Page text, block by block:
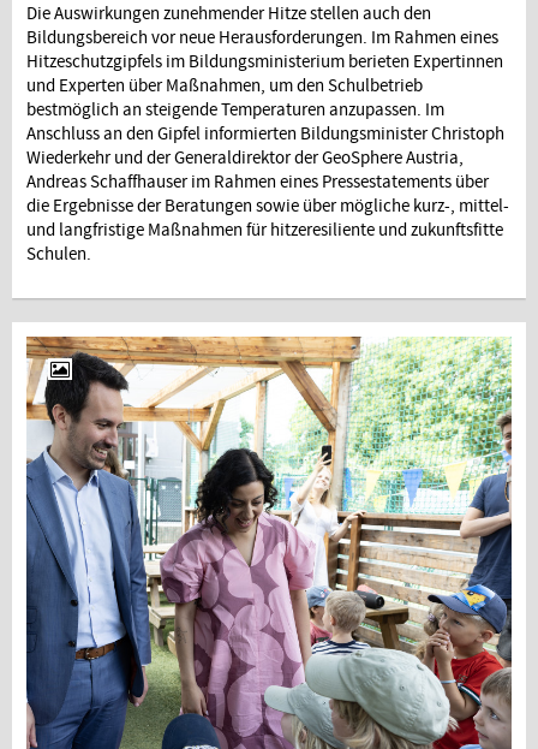
Die Auswirkungen zunehmender Hitze stellen auch den
Bildungsbereich vor neue Herausforderungen. Im Rahmen eines
Hitzeschutzgipfels im Bildungsministerium berieten Expertinnen
und Experten über Maßnahmen, um den Schulbetrieb
bestmöglich an steigende Temperaturen anzupassen. Im
Anschluss an den Gipfel informierten Bildungsminister Christoph
Wiederkehr und der Generaldirektor der GeoSphere Austria,
Andreas Schaffhauser im Rahmen eines Pressestatements über
die Ergebnisse der Beratungen sowie über mögliche kurz-, mittel-
und langfristige Maßnahmen für hitzeresiliente und zukunftsfitte
Schulen.